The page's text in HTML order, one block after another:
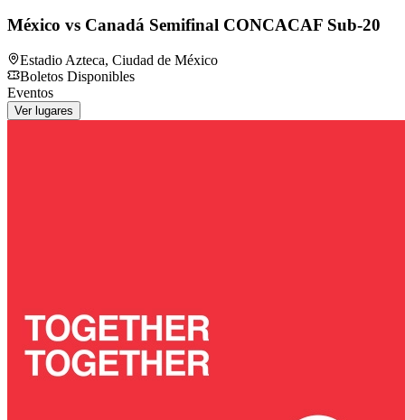
México vs Canadá Semifinal CONCACAF Sub-20
Estadio Azteca, Ciudad de México
Boletos Disponibles
Eventos
Ver lugares